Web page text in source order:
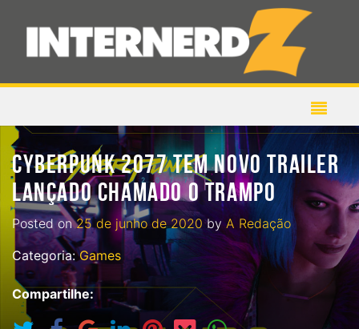
CYBERPUNK 2077 TEM NOVO TRAILER
LANÇADO CHAMADO O TRAMPO
Posted on25 de junho de 2020byA Redação
Categoria:Games
Compartilhe: